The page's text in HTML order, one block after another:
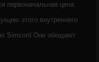
первоначальная цена
этого внутреннего
Simcord Они обещают